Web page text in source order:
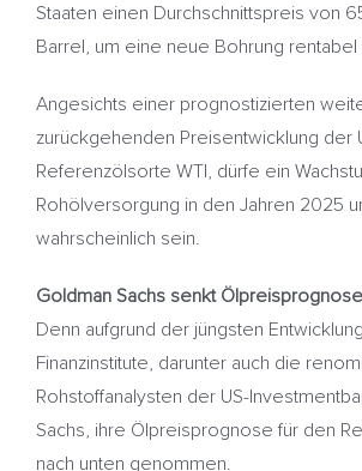
Staaten einen Durchschnittspreis von
Barrel, um eine neue Bohrung rentabel
Angesichts einer prognostizierten
zurückgehenden Preisentwicklung der
Referenzölsorte WTI, dürfe ein
Rohölversorgung in den Jahren 2025
wahrscheinlich sein.
Goldman Sachs senkt
Denn aufgrund der jüngsten
Finanzinstitute, darunter auch die
Rohstoffanalysten der US-
Sachs, ihre Ölpreisprognose für den
nach unten genommen.